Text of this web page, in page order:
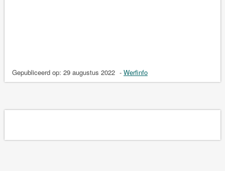
Gepubliceerd op: 29 augustus 2022 - Werfinfo